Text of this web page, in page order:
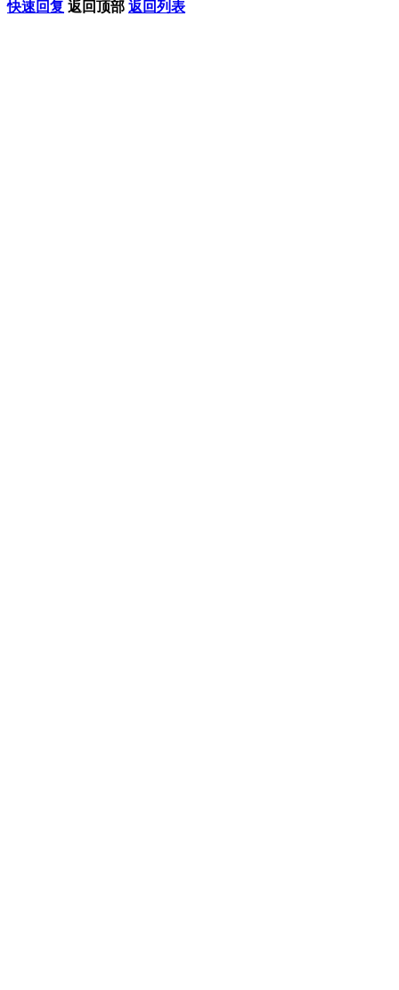
快速回复 返回顶部 返回列表